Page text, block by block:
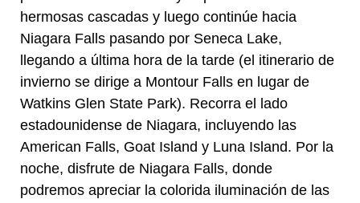
hermosas cascadas y luego continúe hacia
Niagara Falls pasando por Seneca Lake,
llegando a última hora de la tarde (el itinerario de
invierno se dirige a Montour Falls en lugar de
Watkins Glen State Park). Recorra el lado
estadounidense de Niagara, incluyendo las
American Falls, Goat Island y Luna Island. Por la
noche, disfrute de Niagara Falls, donde
podremos apreciar la colorida iluminación de las